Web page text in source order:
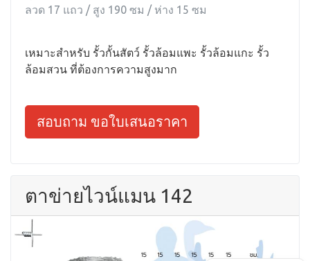
ลวด 17 แถว / สูง 190 ซม / ห่าง 15 ซม
เหมาะสำหรับ รั้วกั้นสัตว์ รั้วล้อมแพะ รั้วล้อมแกะ รั้ว
ล้อมสวน ที่ต้องการความสูงมาก
สอบถาม ขอใบเสนอราคา
ตาข่ายไวน์แมน 142